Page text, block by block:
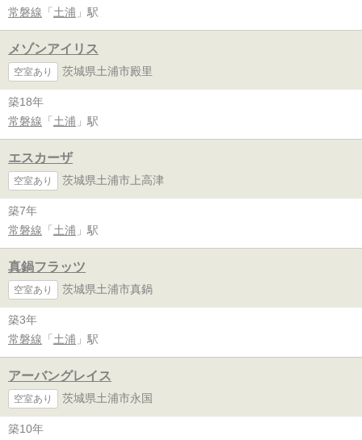
常磐線 「 土浦 」駅
メゾンアイリス
空室あり 茨城県土浦市殿里
築18年
常磐線 「 土浦 」駅
エスカーザ
空室あり 茨城県土浦市上高津
築7年
常磐線 「 土浦 」駅
真鍋フラッツ
空室あり 茨城県土浦市真鍋
築3年
常磐線 「 土浦 」駅
アーバングレイス
空室あり 茨城県土浦市永国
築10年